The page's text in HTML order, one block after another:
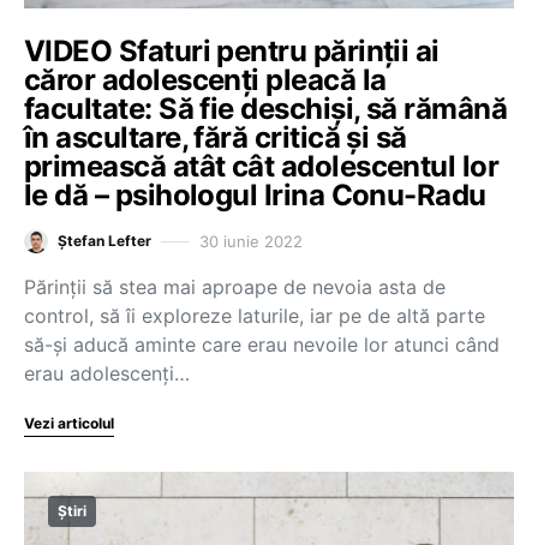
VIDEO Sfaturi pentru părinții ai
căror adolescenți pleacă la
facultate: Să fie deschiși, să rămână
în ascultare, fără critică și să
primească atât cât adolescentul lor
le dă – psihologul Irina Conu-Radu
Ștefan Lefter 30 iunie 2022
Părinții să stea mai aproape de nevoia asta de
control, să îi exploreze laturile, iar pe de altă parte
să-și aducă aminte care erau nevoile lor atunci când
erau adolescenți…
Vezi articolul
Știri